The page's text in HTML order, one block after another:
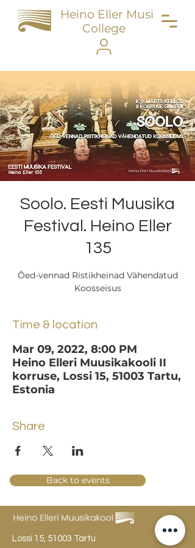
Heino Eller Music
College
Soolo. Eesti Muusika
Festival. Heino Eller
135
Õed-vennad Ristikheinad Vähendatud
Koosseisus
Time & location
Mar 09, 2022, 8:00 PM
Heino Elleri Muusikakooli II
korruse, Lossi 15, 51003 Tartu,
Estonia
Share
Back to events
Lossi 15, 51003 Tartu